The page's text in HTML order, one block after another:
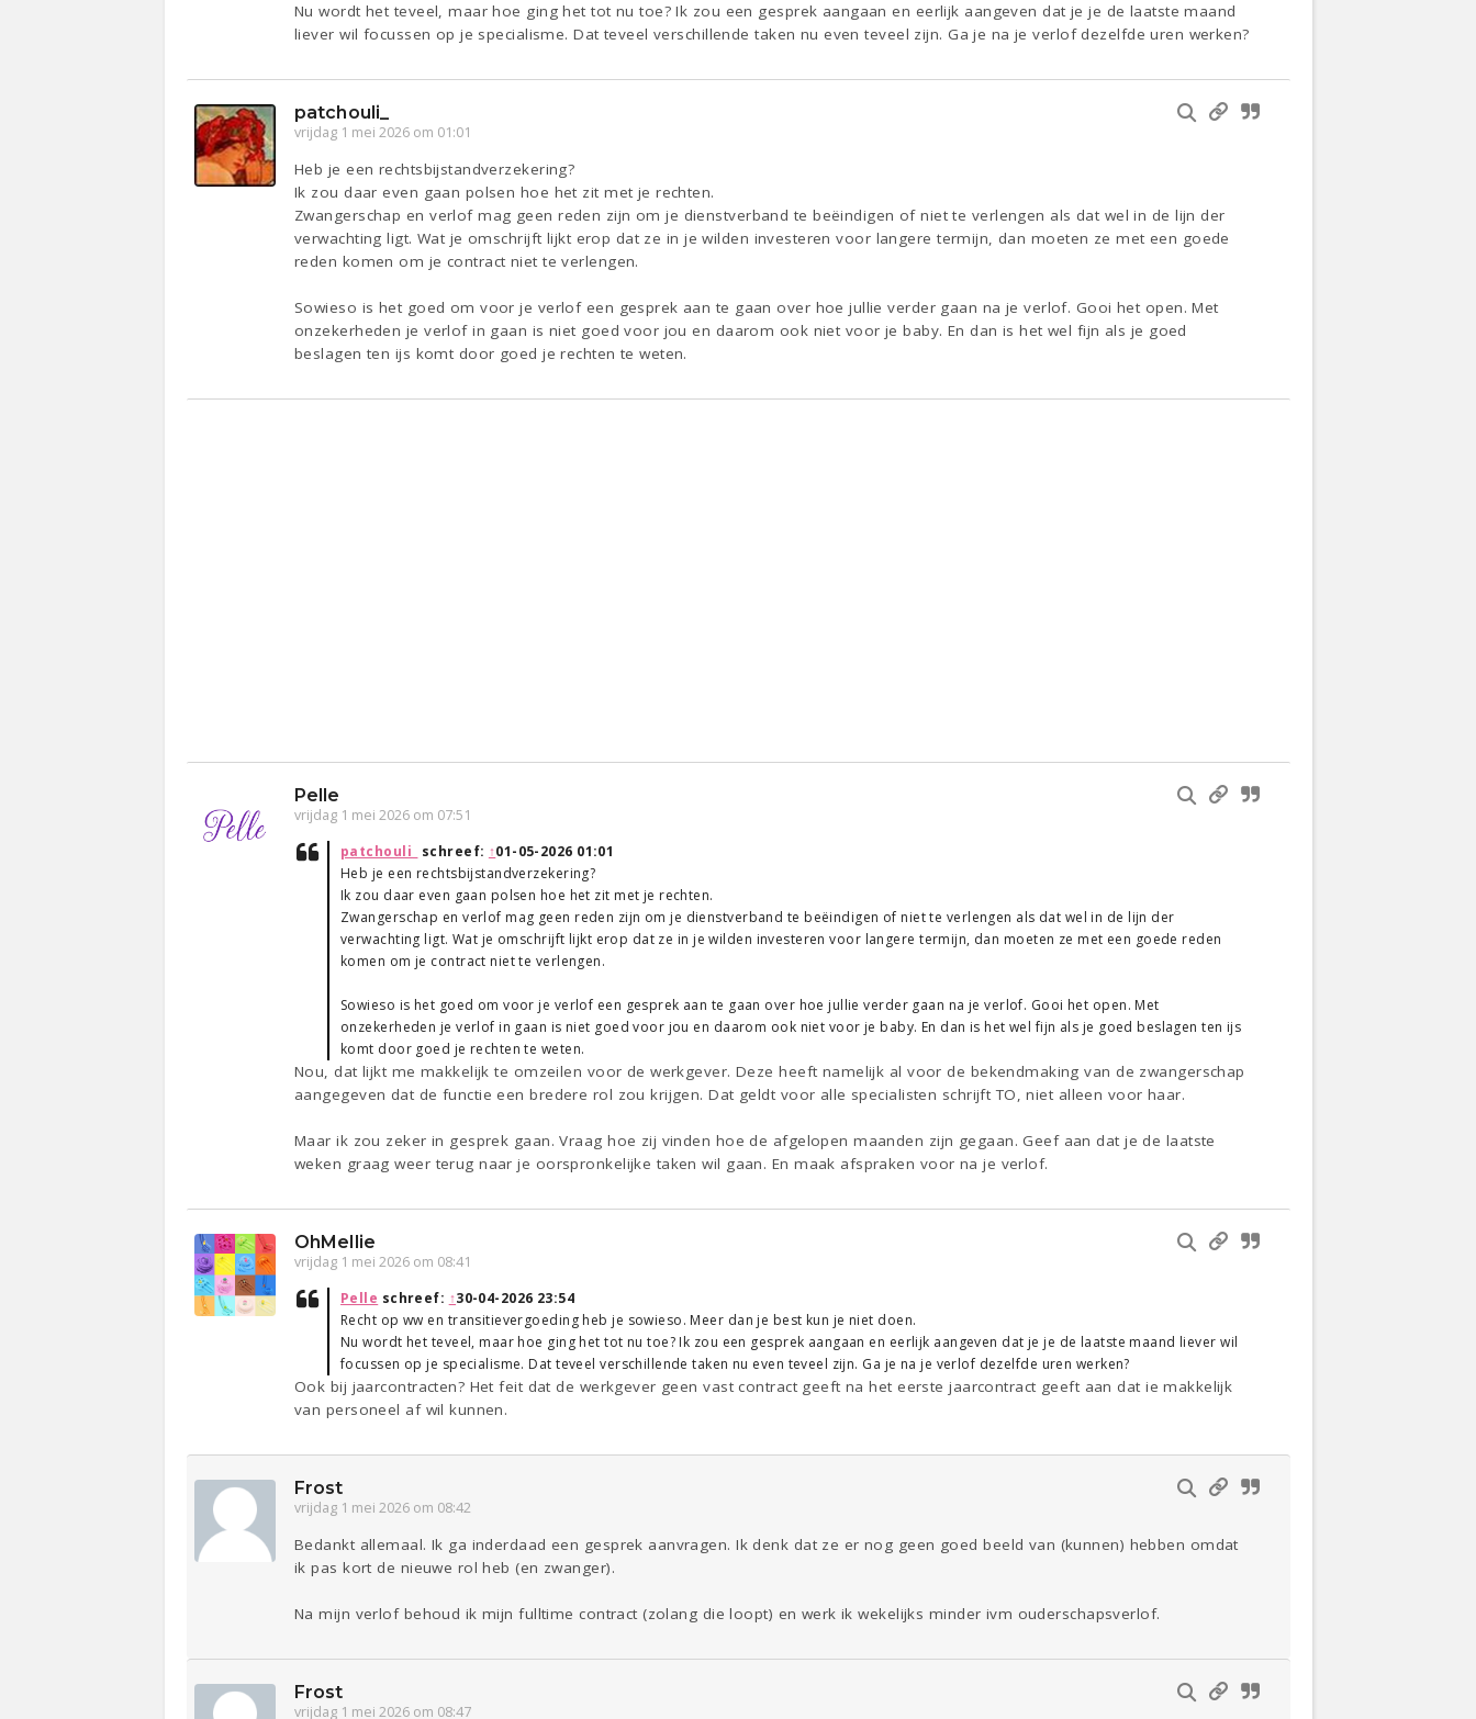
Nu wordt het teveel, maar hoe ging het tot nu toe? Ik zou een gesprek aangaan en eerlijk aangeven dat je je de laatste maand
liever wil focussen op je specialisme. Dat teveel verschillende taken nu even teveel zijn. Ga je na je verlof dezelfde uren werken?
patchouli_
vrijdag 1 mei 2026 om 01:01
Heb je een rechtsbijstandverzekering?
Ik zou daar even gaan polsen hoe het zit met je rechten.
Zwangerschap en verlof mag geen reden zijn om je dienstverband te beëindigen of niet te verlengen als dat wel in de lijn der
verwachting ligt. Wat je omschrijft lijkt erop dat ze in je wilden investeren voor langere termijn, dan moeten ze met een goede
reden komen om je contract niet te verlengen.
Sowieso is het goed om voor je verlof een gesprek aan te gaan over hoe jullie verder gaan na je verlof. Gooi het open. Met
onzekerheden je verlof in gaan is niet goed voor jou en daarom ook niet voor je baby. En dan is het wel fijn als je goed
beslagen ten ijs komt door goed je rechten te weten.
Pelle
vrijdag 1 mei 2026 om 07:51
patchouli_
schreef: ↑01-05-2026 01:01
Heb je een rechtsbijstandverzekering?
Ik zou daar even gaan polsen hoe het zit met je rechten.
Zwangerschap en verlof mag geen reden zijn om je dienstverband te beëindigen of niet te verlengen als dat wel in de lijn der
verwachting ligt. Wat je omschrijft lijkt erop dat ze in je wilden investeren voor langere termijn, dan moeten ze met een goede reden
komen om je contract niet te verlengen.
Sowieso is het goed om voor je verlof een gesprek aan te gaan over hoe jullie verder gaan na je verlof. Gooi het open. Met
onzekerheden je verlof in gaan is niet goed voor jou en daarom ook niet voor je baby. En dan is het wel fijn als je goed beslagen ten ijs
komt door goed je rechten te weten.
Nou, dat lijkt me makkelijk te omzeilen voor de werkgever. Deze heeft namelijk al voor de bekendmaking van de zwangerschap
aangegeven dat de functie een bredere rol zou krijgen. Dat geldt voor alle specialisten schrijft TO, niet alleen voor haar.
Maar ik zou zeker in gesprek gaan. Vraag hoe zij vinden hoe de afgelopen maanden zijn gegaan. Geef aan dat je de laatste
weken graag weer terug naar je oorspronkelijke taken wil gaan. En maak afspraken voor na je verlof.
OhMellie
vrijdag 1 mei 2026 om 08:41
Pelle schreef: ↑30-04-2026 23:54
Recht op ww en transitievergoeding heb je sowieso. Meer dan je best kun je niet doen.
Nu wordt het teveel, maar hoe ging het tot nu toe? Ik zou een gesprek aangaan en eerlijk aangeven dat je je de laatste maand liever wil
focussen op je specialisme. Dat teveel verschillende taken nu even teveel zijn. Ga je na je verlof dezelfde uren werken?
Ook bij jaarcontracten? Het feit dat de werkgever geen vast contract geeft na het eerste jaarcontract geeft aan dat ie makkelijk
van personeel af wil kunnen.
Frost
vrijdag 1 mei 2026 om 08:42
Bedankt allemaal. Ik ga inderdaad een gesprek aanvragen. Ik denk dat ze er nog geen goed beeld van (kunnen) hebben omdat
ik pas kort de nieuwe rol heb (en zwanger).
Na mijn verlof behoud ik mijn fulltime contract (zolang die loopt) en werk ik wekelijks minder ivm ouderschapsverlof.
Frost
vrijdag 1 mei 2026 om 08:47